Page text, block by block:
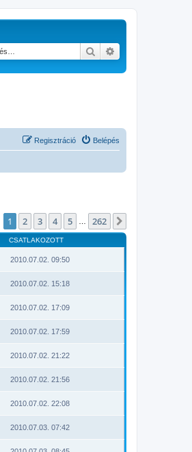
Keresés
Belépés
Regisztráció
Oldal: 1 262
1 2 3 4 5 262
CSATLAKOZOTT
2010.07.02. 09:50
2010.07.02. 15:18
2010.07.02. 17:09
2010.07.02. 17:59
2010.07.02. 21:22
2010.07.02. 21:56
2010.07.02. 22:08
2010.07.03. 07:42